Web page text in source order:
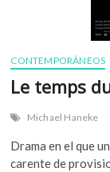
CONTEMPORÁNEOS
Le temps
Michael Haneke
Drama en el que
carente de